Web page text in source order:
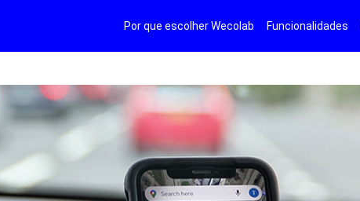
Por que escolher Wecolab Funcionalidades